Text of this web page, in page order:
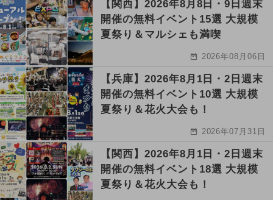
【関西】2026年8月8日・9日週末
開催の無料イベント15選 大規模
夏祭り＆マルシェも満喫
2026年08月06日
【兵庫】2026年8月1日・2日週末
開催の無料イベント10選 大規模
夏祭り＆花火大会も！
2026年07月31日
【関西】2026年8月1日・2日週末
開催の無料イベント18選 大規模
夏祭り＆花火大会も！